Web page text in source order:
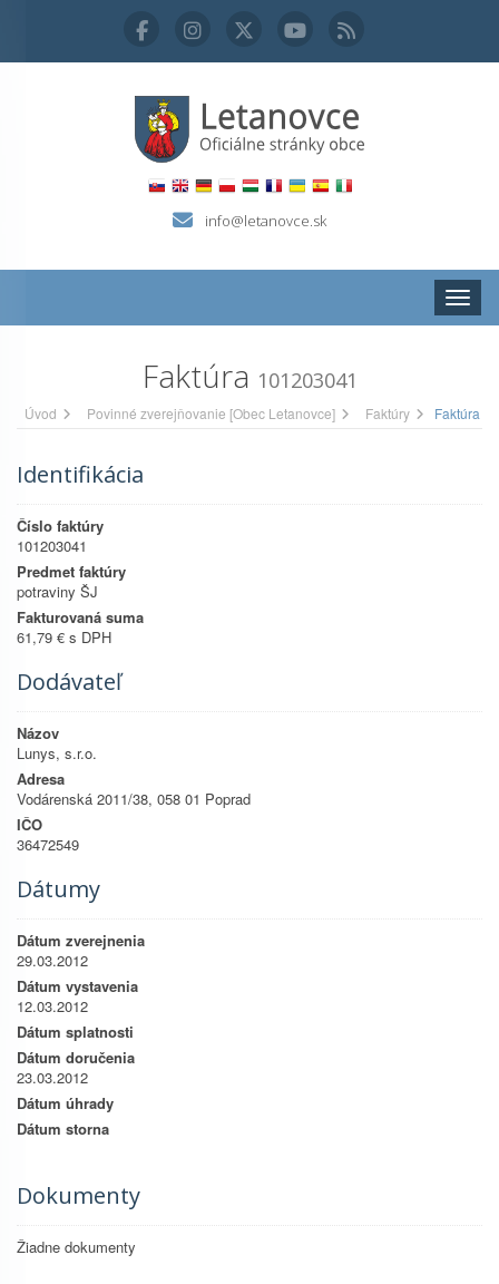
info@letanovce.sk
Faktúra 101203041
Úvod Povinné zverejňovanie [Obec Letanovce] Faktúry Faktúra
Identifikácia
Číslo faktúry
101203041
Predmet faktúry
potraviny ŠJ
Fakturovaná suma
61,79 € s DPH
Dodávateľ
Názov
Lunys, s.r.o.
Adresa
Vodárenská 2011/38, 058 01 Poprad
IČO
36472549
Dátumy
Dátum zverejnenia
29.03.2012
Dátum vystavenia
12.03.2012
Dátum splatnosti
Dátum doručenia
23.03.2012
Dátum úhrady
Dátum storna
Dokumenty
Žiadne dokumenty